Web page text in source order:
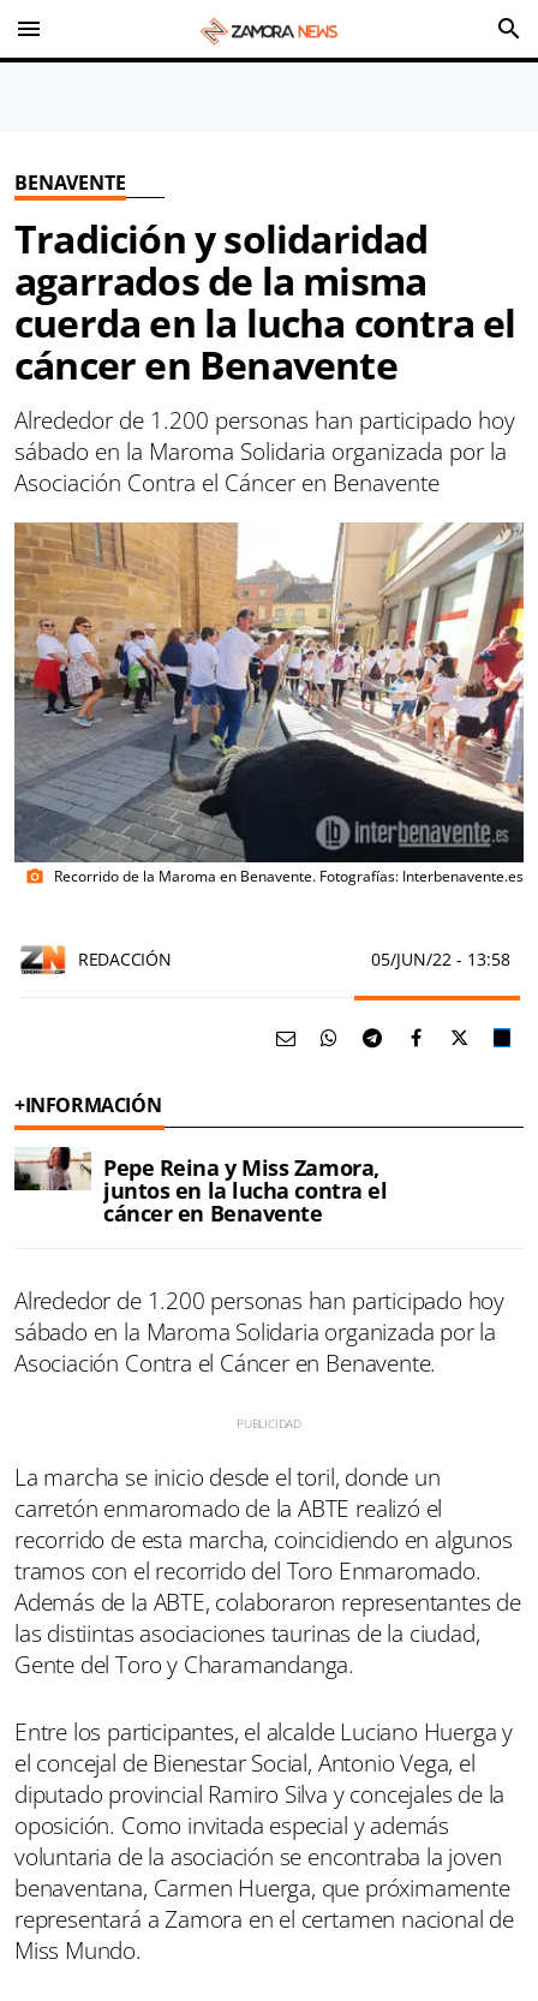
menu search
BENAVENTE
Tradición y solidaridad
agarrados de la misma
cuerda en la lucha contra el
cáncer en Benavente
Alrededor de 1.200 personas han participado hoy
sábado en la Maroma Solidaria organizada por la
Asociación Contra el Cáncer en Benavente
photo_camera Recorrido de la Maroma en Benavente. Fotografías: Interbenavente.es
REDACCIÓN 05/JUN/22 - 13:58
+INFORMACIÓN
Pepe Reina y Miss Zamora,
juntos en la lucha contra el
cáncer en Benavente
Alrededor de 1.200 personas han participado hoy
sábado en la Maroma Solidaria organizada por la
Asociación Contra el Cáncer en Benavente.
La marcha se inicio desde el toril, donde un
carretón enmaromado de la ABTE realizó el
recorrido de esta marcha, coincidiendo en algunos
tramos con el recorrido del Toro Enmaromado.
Además de la ABTE, colaboraron representantes de
las distiintas asociaciones taurinas de la ciudad,
Gente del Toro y Charamandanga.
Entre los participantes, el alcalde Luciano Huerga y
el concejal de Bienestar Social, Antonio Vega, el
diputado provincial Ramiro Silva y concejales de la
oposición. Como invitada especial y además
voluntaria de la asociación se encontraba la joven
benaventana, Carmen Huerga, que próximamente
representará a Zamora en el certamen nacional de
Miss Mundo.